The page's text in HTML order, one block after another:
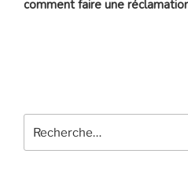
comment faire une
pour